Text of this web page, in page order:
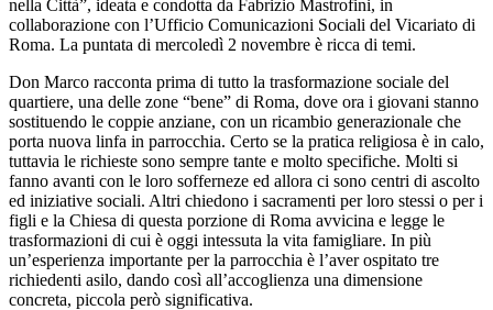
nella Città”, ideata e condotta da Fabrizio Mastrofini, in
collaborazione con l’Ufficio Comunicazioni Sociali del Vicariato di
Roma. La puntata di mercoledì 2 novembre è ricca di temi.
Don Marco racconta prima di tutto la trasformazione sociale del
quartiere, una delle zone “bene” di Roma, dove ora i giovani stanno
sostituendo le coppie anziane, con un ricambio generazionale che
porta nuova linfa in parrocchia. Certo se la pratica religiosa è in calo,
tuttavia le richieste sono sempre tante e molto specifiche. Molti si
fanno avanti con le loro sofferneze ed allora ci sono centri di ascolto
ed iniziative sociali. Altri chiedono i sacramenti per loro stessi o per i
figli e la Chiesa di questa porzione di Roma avvicina e legge le
trasformazioni di cui è oggi intessuta la vita famigliare. In più
un’esperienza importante per la parrocchia è l’aver ospitato tre
richiedenti asilo, dando così all’accoglienza una dimensione
concreta, piccola però significativa.